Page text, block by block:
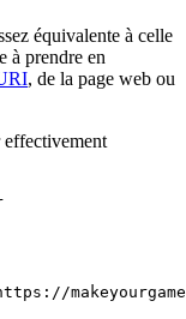
équivalente à celle
à prendre en
, de la page web ou